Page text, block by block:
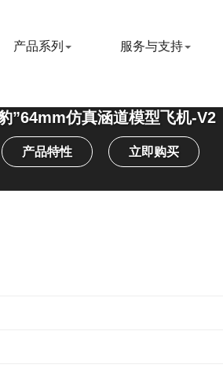
产品系列 服务与支持
”64mm仿真涵道模型飞机-V2
产品特性 立即购买